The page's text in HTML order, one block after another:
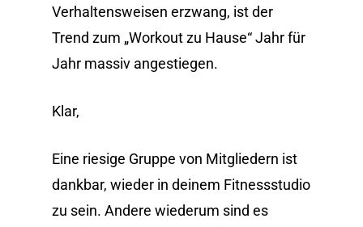
Verhaltensweisen erzwang, ist der
Trend zum „Workout zu Hause“ Jahr für
Jahr massiv angestiegen.
Klar,
Eine riesige Gruppe von Mitgliedern ist
dankbar, wieder in deinem Fitnessstudio
zu sein. Andere wiederum sind es